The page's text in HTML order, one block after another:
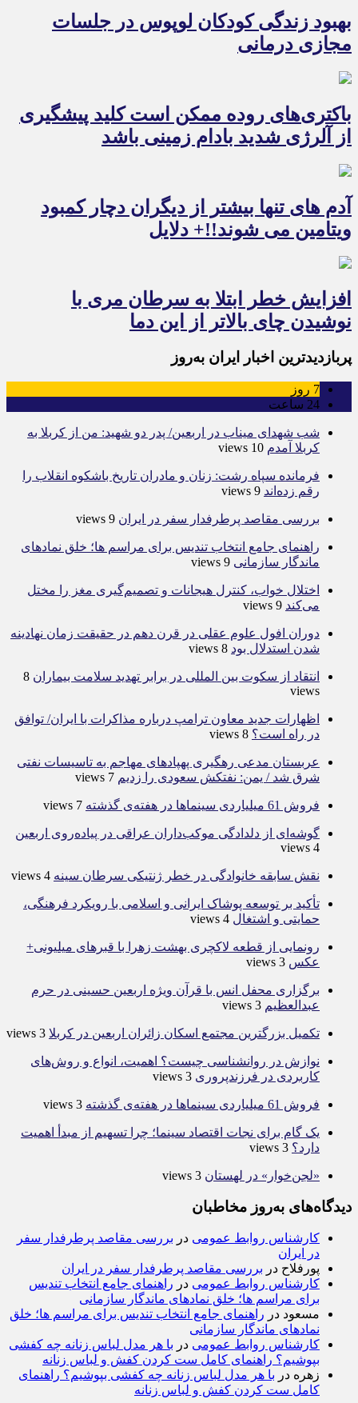
بهبود زندگی کودکان لوپوس در جلسات
مجازی درمانی
باکتری‌های روده ممکن است کلید پیشگیری
از آلرژی شدید بادام زمینی باشد
آدم های تنها بیشتر از دیگران دچار کمبود
ویتامین می شوند!!+ دلایل
افزایش خطر ابتلا به سرطان مری با
نوشیدن چای بالاتر از این دما
پربازدیدترین اخبار ایران به‌روز
7 روز
24 ساعت
شب شهدای میناب در اربعین/ پدر دو شهید: من از کربلا به
کربلا آمدم 10 views
فرمانده سپاه رشت: زنان و مادران تاریخ باشکوه انقلاب را
رقم زده‌اند 9 views
بررسی مقاصد پرطرفدار سفر در ایران 9 views
راهنمای جامع انتخاب تندیس برای مراسم ها؛ خلق نمادهای
ماندگار سازمانی 9 views
اختلال خواب، کنترل هیجانات و تصمیم‌گیری مغز را مختل
می‌کند 9 views
دوران افول علوم عقلی در قرن دهم در حقیقت زمان نهادینه
شدن استدلال بود 8 views
انتقاد از سکوت بین المللی در برابر تهدید سلامت بیماران 8
views
اظهارات جدید معاون ترامپ درباره مذاکرات با ایران/ توافق
در راه است؟ 8 views
عربستان مدعی رهگیری پهپادهای مهاجم به تاسیسات نفتی
شرق شد / یمن: نفتکش سعودی را زدیم 7 views
فروش 61 میلیاردی سینماها در هفته‌ی گذشته 7 views
گوشه‌ای از دلدادگی موکب‌داران عراقی در پیاده‌روی اربعین
4 views
نقش سابقه خانوادگی در خطر ژنتیکی سرطان سینه 4 views
تأکید بر توسعه پوشاک ایرانی و اسلامی با رویکرد فرهنگی،
حمایتی و اشتغال 4 views
رونمایی از قطعه لاکچری بهشت زهرا با قبرهای میلیونی+
عکس 3 views
برگزاری محفل انس با قرآن ویژه اربعین حسینی در حرم
عبدالعظیم 3 views
تکمیل بزرگترین مجتمع اسکان زائران اربعین در کربلا 3 views
نوازش در روانشناسی چیست؟ اهمیت، انواع و روش‌های
کاربردی در فرزندپروری 3 views
فروش 61 میلیاردی سینماها در هفته‌ی گذشته 3 views
یک گام برای نجات اقتصاد سینما؛ چرا تسهیم از مبدأ اهمیت
دارد؟ 3 views
«لجن‌خوار» در لهستان 3 views
دیدگاه‌های به‌روز مخاطبان
کارشناس روابط عمومی در بررسی مقاصد پرطرفدار سفر
در ایران
پورفلاح در بررسی مقاصد پرطرفدار سفر در ایران
کارشناس روابط عمومی در راهنمای جامع انتخاب تندیس
برای مراسم ها؛ خلق نمادهای ماندگار سازمانی
مسعود در راهنمای جامع انتخاب تندیس برای مراسم ها؛ خلق
نمادهای ماندگار سازمانی
کارشناس روابط عمومی در با هر مدل لباس زنانه چه کفشی
بپوشیم؟ راهنمای کامل ست کردن کفش و لباس زنانه
زهره در با هر مدل لباس زنانه چه کفشی بپوشیم؟ راهنمای
کامل ست کردن کفش و لباس زنانه